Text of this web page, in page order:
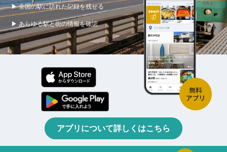
▶ 全国の駅に訪れた記録を残せる
▶ あらゆる駅と街の情報を確認
アプリについて詳しくはこちら